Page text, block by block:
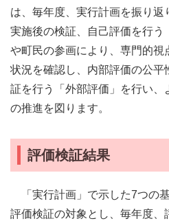
は、毎年度、実行計画を振り
実施後の検証、自己評価を行
や町民の参画により、専門的
状況を確認し、内部評価の公平
証を行う「外部評価」を行い
の推進を図ります。
評価検証結果
「実行計画」で示した7つの
評価検証の対象とし、毎年度、